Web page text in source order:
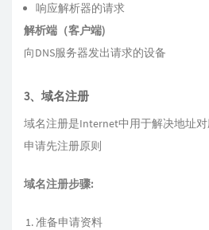
响应解析器的请求
解析端（客户端)
向DNS服务器发出请求的设备
3、域名注册
域名注册是Internet中用于解决地址
申请先注册原则
域名注册步骤:
准备申请资料